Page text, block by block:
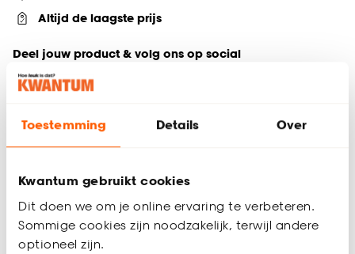
Toestemming Details Over
Kwantum gebruikt cookies
Dit doen we om je online ervaring te verbeteren.
Sommige cookies zijn noodzakelijk, terwijl andere
optioneel zijn.
Altijd de laagste prijs
Deel jouw product & volg ons op social
kunstbloem in een warme paars kleur. Perfect voor elk
bloem voor een natuurlijke uitstraling zonder onderhoud.
Ideaal om langdurig sfeer en elegantie in huis te brengen.